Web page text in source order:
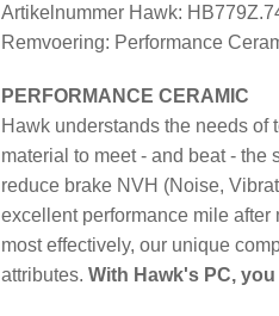
Artikelnummer Hawk:
Remvoering: Performance
PERFORMANCE CERAMIC
Hawk understands the needs
material to meet - and beat -
reduce brake NVH (Noise,
excellent performance mile
most effectively, our unique
attributes. With Hawk's PC,